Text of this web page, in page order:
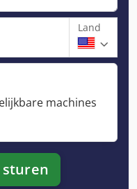
Land
machines
sturen